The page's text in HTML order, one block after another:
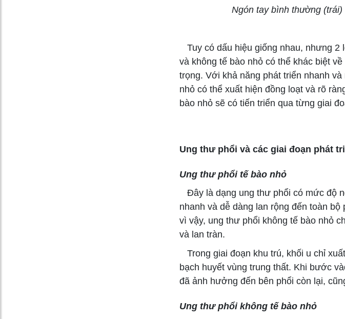
Ngón tay bình thường
Tuy có dấu hiệu giống nhau, nhưng 2
và không tế bào nhỏ có thể khác biệt
trọng. Với khả năng phát triển nhanh
nhỏ có thể xuất hiện đồng loạt và rõ
bào nhỏ sẽ có tiến triển qua từng giai
Ung thư phổi và các giai đoạn phát
Ung thư phổi tế bào nhỏ
Đây là dạng ung thư phổi có mức độ
nhanh và dễ dàng lan rộng đến toàn
vì vậy, ung thư phổi không tế bào nhỏ
và lan tràn.
Trong giai đoạn khu trú, khối u chỉ
bạch huyết vùng trung thất. Khi bước
đã ảnh hưởng đến bên phổi còn lại,
Ung thư phổi không tế bào nhỏ